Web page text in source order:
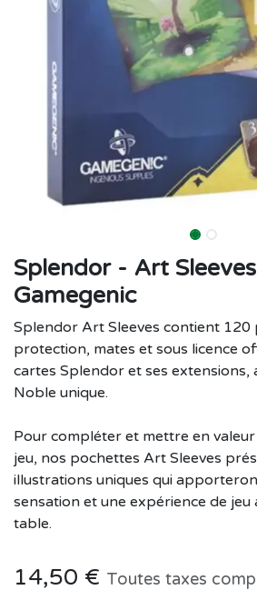
Splendor - Art
Gamegenic
Splendor Art Sleeves contient 120
protection, mates et sous licence
cartes Splendor et ses extensions,
Noble unique.
Pour compléter et mettre en
jeu, nos pochettes Art Sleeves
illustrations uniques qui
sensation et une expérience de jeu
table.
14,50 € Toutes taxes